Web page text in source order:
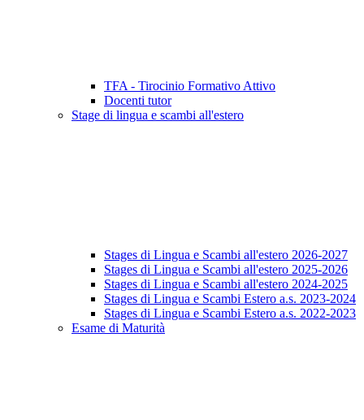
TFA - Tirocinio Formativo Attivo
Docenti tutor
Stage di lingua e scambi all'estero
Stages di Lingua e Scambi all'estero 2026-2027
Stages di Lingua e Scambi all'estero 2025-2026
Stages di Lingua e Scambi all'estero 2024-2025
Stages di Lingua e Scambi Estero a.s. 2023-2024
Stages di Lingua e Scambi Estero a.s. 2022-2023
Esame di Maturità